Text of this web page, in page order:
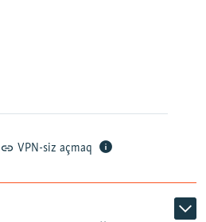
VPN-siz açmaq